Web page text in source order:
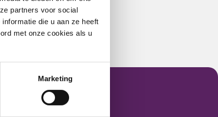
partners voor social
die u aan ze heeft
met onze cookies als u
Marketing